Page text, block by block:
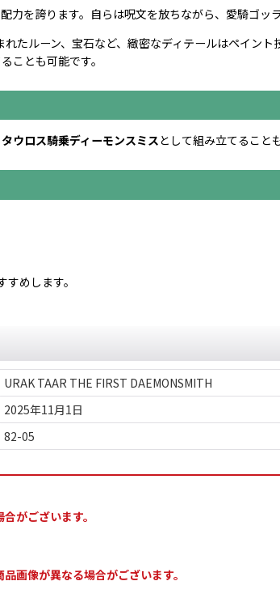
を誇ります。自らは呪文を放ちながら、愛騎ゴッ
たルーン、宝石など、緻密なディテールはペイント
ことも可能です。
ウロス騎乗ディーモンスミスとして組み立てること
めします。
URAK TAAR THE FIRST DAEMONSMITH
2025年11月1日
82-05
がございます。
画像が異なる場合がございます。